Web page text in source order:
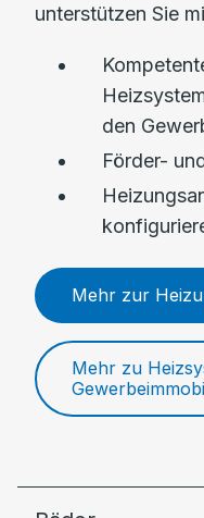
unterstützen Sie
den
Förder-
Mehr zur
Mehr zu